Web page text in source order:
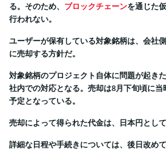
る。そのため、 ブロックチェーンを通じた
行われない。
ユーザーが保有している対象銘柄は、会社
に売却する方針だ。
対象銘柄のプロジェクト自体に問題が起き
社内での対応となる。売却は8月下旬頃に
予定となっている。
売却によって得られた代金は、日本円とし
詳細な日程や手続きについては、後日改め